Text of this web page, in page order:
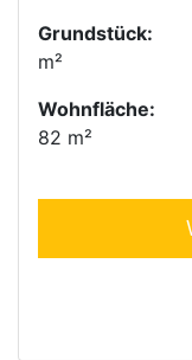
Grundstück:
m²
Wohnfläche:
82 m²